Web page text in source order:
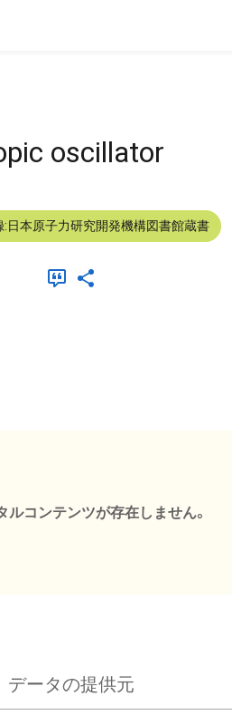
oscillator
:日本原子力研究開発機構図書館蔵書
ルコンテンツが存在しません。
データの提供元